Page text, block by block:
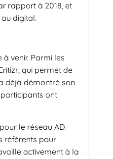
rapport à 2018, et
digital.
à venir. Parmi les
qui permet de
déjà démontré son
ont
le réseau AD.
référents pour
activement à la